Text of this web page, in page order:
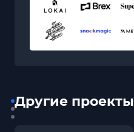
Другие проекты